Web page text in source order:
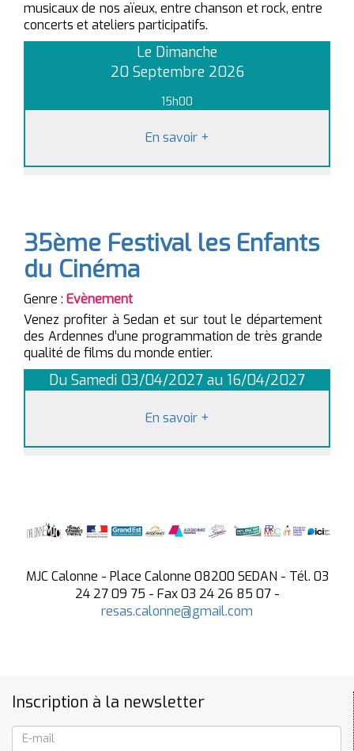
musicaux de nos aïeux, entre chanson et rock, entre
concerts et ateliers participatifs.
Le Dimanche
20 Septembre 2026
15h00
En savoir +
35ème Festival les Enfants
du Cinéma
Genre : Evènement
Venez profiter à Sedan et sur tout le département
des Ardennes d’une programmation de très grande
qualité de films du monde entier.
Du Samedi 03/04/2027 au 16/04/2027
En savoir +
MJC Calonne - Place Calonne 08200 SEDAN - Tél. 03
24 27 09 75 - Fax 03 24 26 85 07 -
resas.calonne@gmail.com
Inscription à la newsletter